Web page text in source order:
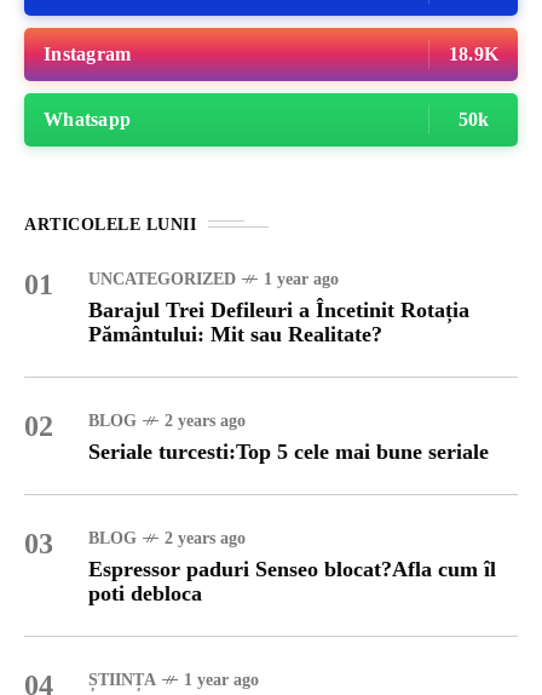
Instagram 18.9K
Whatsapp 50k
ARTICOLELE LUNII
01 UNCATEGORIZED 1 year ago
Barajul Trei Defileuri a Încetinit Rotația
Pământului: Mit sau Realitate?
02 BLOG 2 years ago
Seriale turcesti:Top 5 cele mai bune seriale
03 BLOG 2 years ago
Espressor paduri Senseo blocat?Afla cum îl
poti debloca
04 ȘTIINȚA 1 year ago